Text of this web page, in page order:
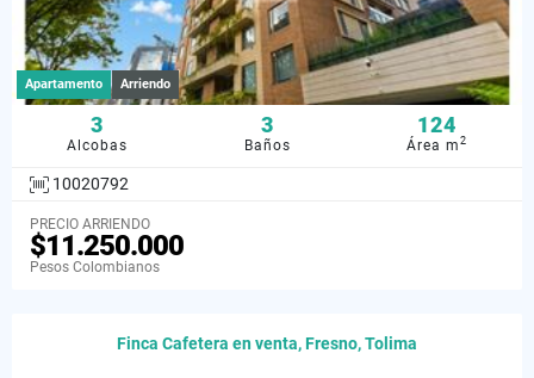
Apartamento Arriendo
3
Alcobas
3
Baños
124
Área m2
10020792
PRECIO ARRIENDO
$11.250.000
Pesos Colombianos
Finca Cafetera en venta, Fresno, Tolima